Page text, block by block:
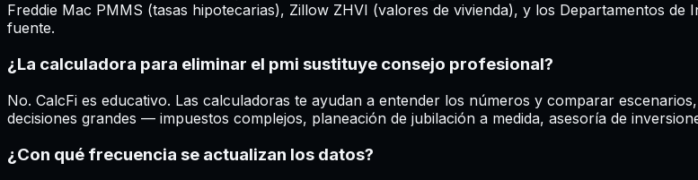
Freddie Mac PMMS (tasas hipotecarias), Zillow ZHVI (valores de vivienda), y los Departamentos
fuente.
¿La calculadora para eliminar el pmi sustituye consejo profesional?
No. CalcFi es educativo. Las calculadoras te ayudan a entender los números y comparar
decisiones grandes — impuestos complejos, planeación de jubilación a medida, asesoría de
¿Con qué frecuencia se actualizan los datos?